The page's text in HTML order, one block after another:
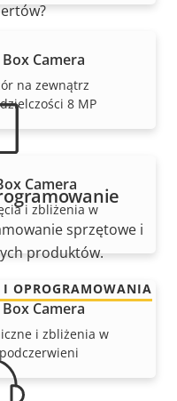
Box Camera
na zewnątrz
8 MP
Camera
i zbliżenia w
Box Camera
i zbliżenia w
sprzętowe i
produktów.
I OPROGRAMOWANIA